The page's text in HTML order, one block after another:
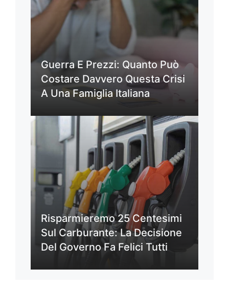
Guerra E Prezzi: Quanto Può
Costare Davvero Questa Crisi
A Una Famiglia Italiana
Risparmieremo 25 Centesimi
Sul Carburante: La Decisione
Del Governo Fa Felici Tutti